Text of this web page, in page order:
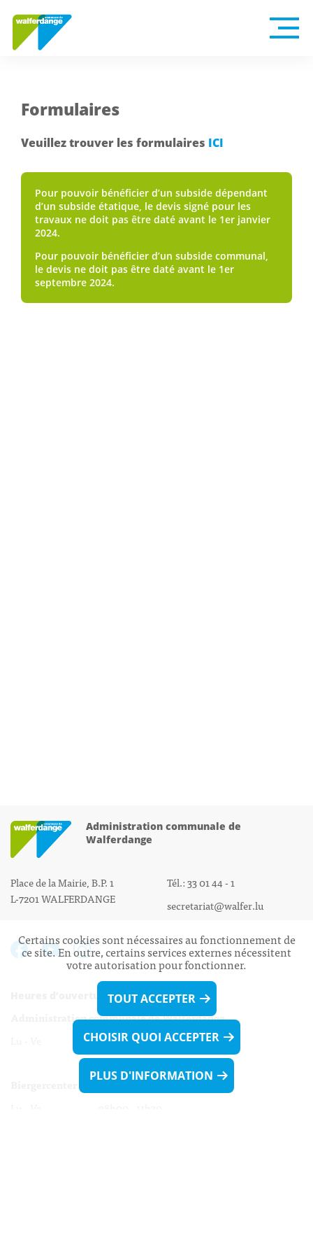
Formulaires
Veuillez trouver les formulaires ICI
Pour pouvoir bénéficier d’un subside dépendant
d’un subside étatique, le devis signé pour les
travaux ne doit pas être daté avant le 1er janvier
2024.
Pour pouvoir bénéficier d’un subside communal,
le devis ne doit pas être daté avant le 1er
septembre 2024.
Administration communale de
Walferdange
Place de la Mairie, B.P. 1
L-7201 WALFERDANGE
Tél.: 33 01 44 - 1
secretariat@walfer.lu
Heures d’ouverture:
Administration communale de Walferdange
Lu - Ve 08h00 - 11h30
13h30 - 16h00
Certains cookies sont nécessaires au fonctionnement de
ce site. En outre, certains services externes nécessitent
votre autorisation pour fonctionner.
TOUT ACCEPTER
CHOISIR QUOI ACCEPTER
PLUS D'INFORMATION